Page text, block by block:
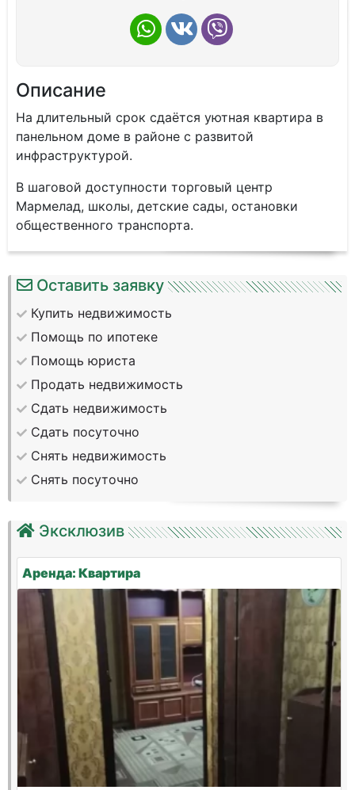
Описание
На длительный срок сдаётся уютная квартира в
панельном доме в районе с развитой
инфраструктурой.
В шаговой доступности торговый центр
Мармелад, школы, детские сады, остановки
общественного транспорта.
Оставить заявку
Купить недвижимость
Помощь по ипотеке
Помощь юриста
Продать недвижимость
Сдать недвижимость
Сдать посуточно
Снять недвижимость
Снять посуточно
Эксклюзив
Аренда: Квартира